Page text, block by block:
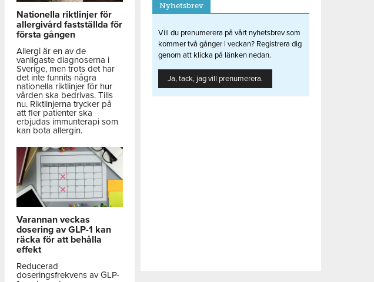
Nationella riktlinjer för
allergivård fastställda för
första gången
Allergi är en av de
vanligaste diagnoserna i
Sverige, men trots det har
det inte funnits några
nationella riktlinjer för hur
vården ska bedrivas. Tills
nu. Riktlinjerna trycker på
att fler patienter ska
erbjudas immunterapi som
kan bota allergin.
Varannan veckas
dosering av GLP-1 kan
räcka för att behålla
effekt
Reducerad
doseringsfrekvens av GLP-
Nyhetsbrev
Vill du prenumerera på vårt nyhetsbrev som
kommer två gånger i veckan? Registrera dig
genom att klicka på länken nedan.
Ja, tack, jag vill prenumerera.